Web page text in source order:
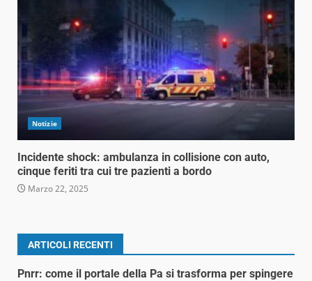
Notizie
Incidente shock: ambulanza in collisione con auto,
cinque feriti tra cui tre pazienti a bordo
Marzo 22, 2025
ARTICOLI RECENTI
Pnrr: come il portale della Pa si trasforma per spingere